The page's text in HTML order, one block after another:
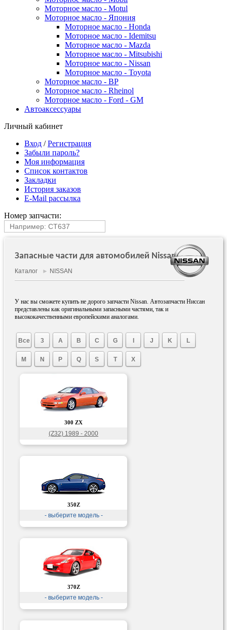
Моторное масло - Motul
Моторное масло - Япония
Моторное масло - Honda
Моторное масло - Idemitsu
Моторное масло - Mazda
Моторное масло - Mitsubishi
Моторное масло - Nissan
Моторное масло - Toyota
Моторное масло - BP
Моторное масло - Rheinol
Моторное масло - Ford - GM
Автоаксессуары
Личный кабинет
Вход /Регистрация
Забыли пароль?
Моя информация
Список контактов
Закладки
История заказов
E-Mail рассылка
Номер запчасти:
Запасные части для автомобилей Nissan
Каталог ► NISSAN
У нас вы сможете купить не дорого запчасти Nissan. Автозапчасти Ниссан
представлены как оригинальными запасными частями, так и
высококачественными европейскими аналогами.
Все 3 A B C G J K L
M N P Q S T X
300 ZX
(Z32) 1989 - 2000
350Z
- выберите модель -
370Z
- выберите модель -